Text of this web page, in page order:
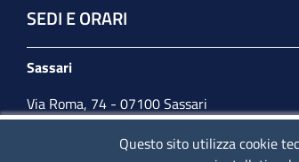
SEDI E ORARI
Sassari
Via Roma, 74 - 07100 Sassari
Tel. 079 2080274
Questo sito utilizza cookie